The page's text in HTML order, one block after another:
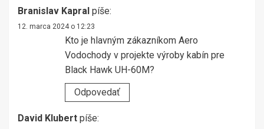
Branislav Kapral píše:
12. marca 2024 o 12:23
Kto je hlavným zákazníkom Aero
Vodochody v projekte výroby kabín pre
Black Hawk UH-60M?
Odpovedať
David Klubert píše: